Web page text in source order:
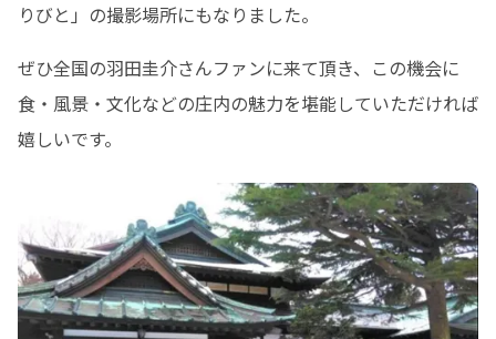
りびと」の撮影場所にもなりました。
ぜひ全国の羽田圭介さんファンに来て頂き、この機会に
食・風景・文化などの庄内の魅力を堪能していただければ
嬉しいです。